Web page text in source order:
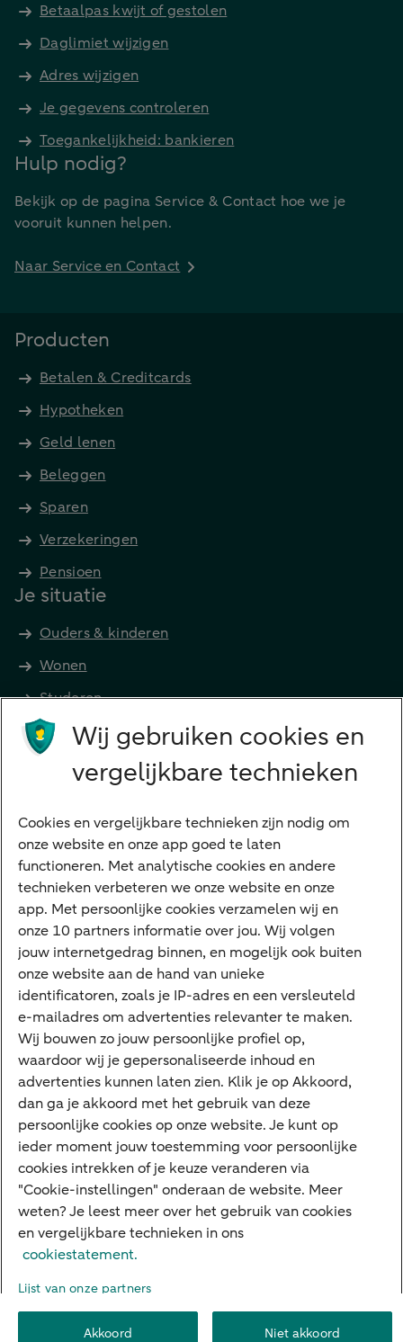
Betaalpas kwijt of gestolen
Daglimiet wijzigen
Adres wijzigen
Je gegevens controleren
Toegankelijkheid: bankieren
Hulp nodig?
Bekijk op de pagina Service & Contact hoe we je
vooruit kunnen helpen.
Naar Service en Contact
Producten
Betalen & Creditcards
Hypotheken
Geld lenen
Beleggen
Sparen
Verzekeringen
Pensioen
Je situatie
Ouders & kinderen
Wonen
Studeren
Preferred Banking
Digitale diensten
Internet Bankieren
ABN AMRO app
Tikkie
Apple Pay
Google Pay
Veilig bankieren
Meest gezocht
Hypotheek berekenen
E.dentifier
Jaaroverzicht
Rood staan
Over ABN AMRO
Werken bij ABN AMRO
DuurzaamheidVeiligheidPrivacy DisclaimerCookie-instellingen
Wij gebruiken cookies en
vergelijkbare technieken
Cookies en vergelijkbare technieken zijn nodig om
onze website en onze app goed te laten
functioneren. Met analytische cookies en andere
technieken verbeteren we onze website en onze
app. Met persoonlijke cookies verzamelen wij en
onze 10 partners informatie over jou. Wij volgen
jouw internetgedrag binnen, en mogelijk ook buiten
onze website aan de hand van unieke
identificatoren, zoals je IP-adres en een versleuteld
e-mailadres om advertenties relevanter te maken.
Wij bouwen zo jouw persoonlijke profiel op,
waardoor wij je gepersonaliseerde inhoud en
advertenties kunnen laten zien. Klik je op Akkoord,
dan ga je akkoord met het gebruik van deze
persoonlijke cookies op onze website. Je kunt op
ieder moment jouw toestemming voor persoonlijke
cookies intrekken of je keuze veranderen via
"Cookie-instellingen" onderaan de website. Meer
weten? Je leest meer over het gebruik van cookies
en vergelijkbare technieken in ons
cookiestatement.
Lijst van onze partners
Akkoord Niet akkoord